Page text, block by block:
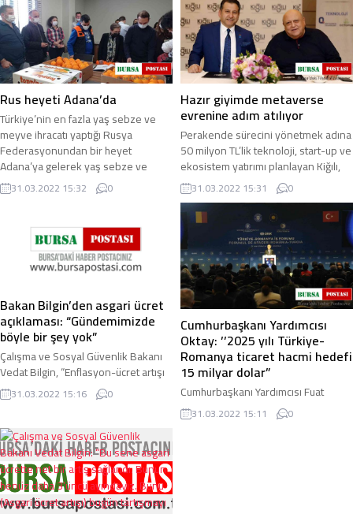
Rus heyeti Adana’da
Türkiye’nin en fazla yaş sebze ve
meyve ihracatı yaptığı Rusya
Federasyonundan bir heyet
Adana’ya gelerek yaş sebze ve
meyve paketleme ve işleme ...
31.03.2022 15:32 0
Hazır giyimde metaverse
evrenine adım atılıyor
Perakende sürecini yönetmek adına
50 milyon TL’lik teknoloji, start-up ve
ekosistem yatırımı planlayan Kiğılı,
bu uygulamalarını Türkiye ...
31.03.2022 15:31 0
Bakan Bilgin’den asgari ücret
açıklaması: “Gündemimizde
böyle bir şey yok”
Çalışma ve Sosyal Güvenlik Bakanı
Vedat Bilgin, “Enflasyon-ücret artışı
sarmalına sebep olacak bu tür
yaklaşımları yanlış buluyorum.
31.03.2022 15:16 0
Cumhurbaşkanı Yardımcısı
Oktay: ’’2025 yılı Türkiye-
Romanya ticaret hacmi hedefi
15 milyar dolar”
Cumhurbaşkanı Yardımcısı Fuat
Oktay, ’’Türkiye ve Romanya
ilişkilerini potansiyeline uygun
31.03.2022 15:11 0